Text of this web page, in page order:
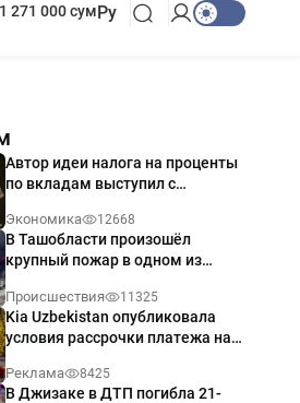
1 271 000 сум Ру
Автор идеи налога на проценты
по вкладам выступил с
Экономика 12668
В Ташобласти произошёл
крупный пожар в одном из
Происшествия 11325
Kia Uzbekistan опубликовала
условия рассрочки платежа на
годовых
Реклама 8425
В Джизаке в ДТП погибла 21-